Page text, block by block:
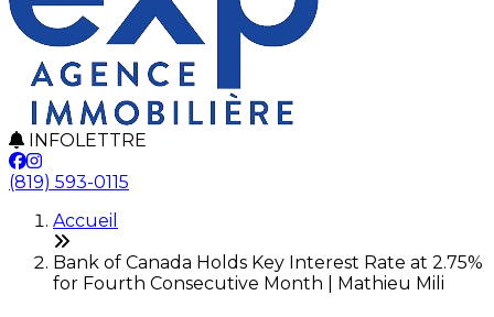
INFOLETTRE
(819) 593-0115
Accueil
Bank of Canada Holds Key Interest Rate at 2.75%
for Fourth Consecutive Month | Mathieu Mili